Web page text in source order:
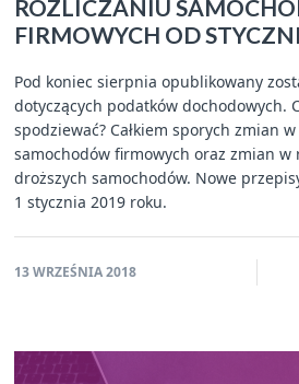
ROZLICZANIU
FIRMOWYCH OD
Pod koniec sierpnia opublikowany
dotyczących podatków dochodowych.
spodziewać? Całkiem sporych zmian
samochodów firmowych oraz zmian
droższych samochodów. Nowe
1 stycznia 2019 roku.
13 WRZEŚNIA 2018